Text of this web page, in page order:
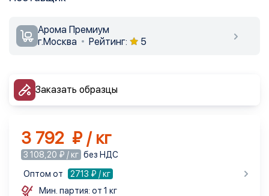
Арома Премиум
г.Москва
Рейтинг: 5
Заказать образцы
3 792 ₽ / кг
3 108,20 ₽ / кг без НДС
Оптом от
2713 ₽ / кг
Мин. партия: от 1 кг